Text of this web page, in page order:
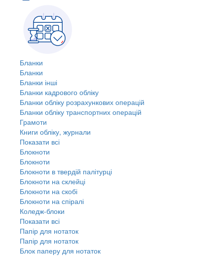
Бланки
Бланки
Бланки інші
Бланки кадрового обліку
Бланки обліку розрахункових операцій
Бланки обліку транспортних операцій
Грамоти
Книги обліку, журнали
Показати всі
Блокноти
Блокноти
Блокноти в твердій палітурці
Блокноти на склейці
Блокноти на скобі
Блокноти на спіралі
Коледж-блоки
Показати всі
Папір для нотаток
Папір для нотаток
Блок паперу для нотаток